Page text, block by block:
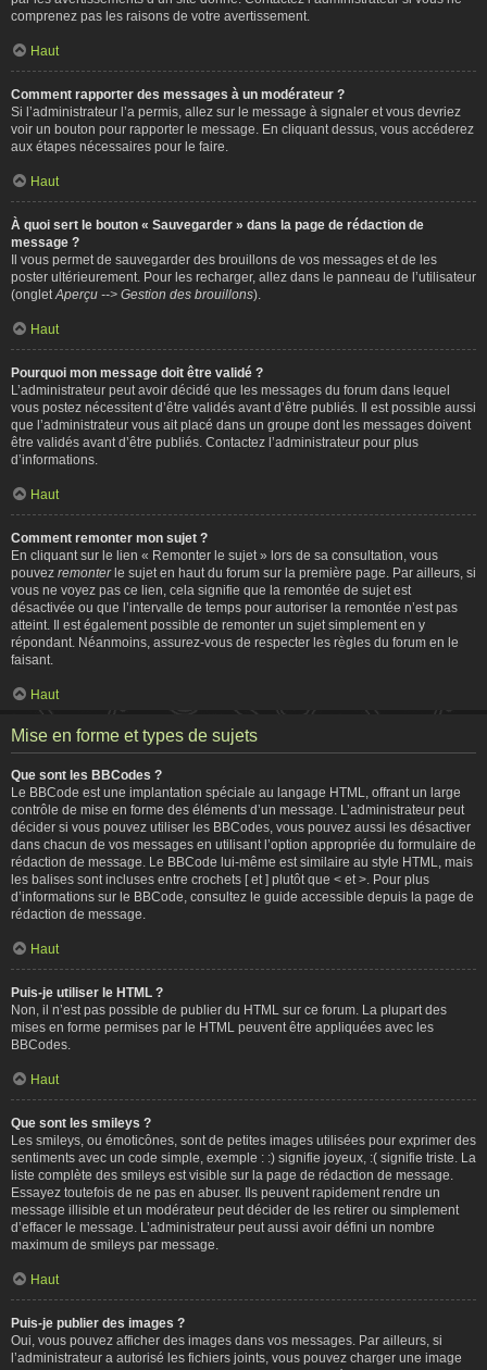
comprenez pas les raisons de votre avertissement.
Haut
Comment rapporter des messages à un modérateur ?
Si l’administrateur l’a permis, allez sur le message à signaler et vous devriez
voir un bouton pour rapporter le message. En cliquant dessus, vous accéderez
aux étapes nécessaires pour le faire.
Haut
À quoi sert le bouton « Sauvegarder » dans la page de rédaction de
message ?
Il vous permet de sauvegarder des brouillons de vos messages et de les
poster ultérieurement. Pour les recharger, allez dans le panneau de l’utilisateur
(onglet Aperçu --> Gestion des brouillons).
Haut
Pourquoi mon message doit être validé ?
L’administrateur peut avoir décidé que les messages du forum dans lequel
vous postez nécessitent d’être validés avant d’être publiés. Il est possible aussi
que l’administrateur vous ait placé dans un groupe dont les messages doivent
être validés avant d’être publiés. Contactez l’administrateur pour plus
d’informations.
Haut
Comment remonter mon sujet ?
En cliquant sur le lien « Remonter le sujet » lors de sa consultation, vous
pouvez remonterle sujet en haut du forum sur la première page. Par ailleurs, si
vous ne voyez pas ce lien, cela signifie que la remontée de sujet est
désactivée ou que l’intervalle de temps pour autoriser la remontée n’est pas
atteint. Il est également possible de remonter un sujet simplement en y
répondant. Néanmoins, assurez-vous de respecter les règles du forum en le
faisant.
Haut
Mise en forme et types de sujets
Que sont les BBCodes ?
Le BBCode est une implantation spéciale au langage HTML, offrant un large
contrôle de mise en forme des éléments d’un message. L’administrateur peut
décider si vous pouvez utiliser les BBCodes, vous pouvez aussi les désactiver
dans chacun de vos messages en utilisant l’option appropriée du formulaire de
rédaction de message. Le BBCode lui-même est similaire au style HTML, mais
les balises sont incluses entre crochets [ et ] plutôt que < et >. Pour plus
d’informations sur le BBCode, consultez le guide accessible depuis la page de
rédaction de message.
Haut
Puis-je utiliser le HTML ?
Non, il n’est pas possible de publier du HTML sur ce forum. La plupart des
mises en forme permises par le HTML peuvent être appliquées avec les
BBCodes.
Haut
Que sont les smileys ?
Les smileys, ou émoticônes, sont de petites images utilisées pour exprimer des
sentiments avec un code simple, exemple : :) signifie joyeux, :( signifie triste. La
liste complète des smileys est visible sur la page de rédaction de message.
Essayez toutefois de ne pas en abuser. Ils peuvent rapidement rendre un
message illisible et un modérateur peut décider de les retirer ou simplement
d’effacer le message. L’administrateur peut aussi avoir défini un nombre
maximum de smileys par message.
Haut
Puis-je publier des images ?
Oui, vous pouvez afficher des images dans vos messages. Par ailleurs, si
l’administrateur a autorisé les fichiers joints, vous pouvez charger une image